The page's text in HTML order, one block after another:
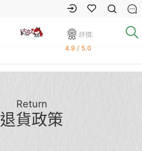
評價:
4.9 / 5.0
Return
退貨政策